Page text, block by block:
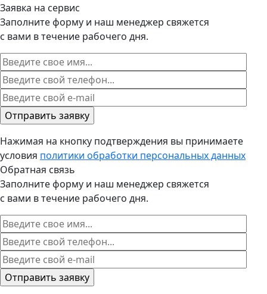
Заявка на сервис
Заполните форму и наш менеджер свяжется
с вами в течение рабочего дня.
Нажимая на кнопку подтверждения вы принимаете
условия политики обработки персональных данных
Обратная связь
Заполните форму и наш менеджер свяжется
с вами в течение рабочего дня.